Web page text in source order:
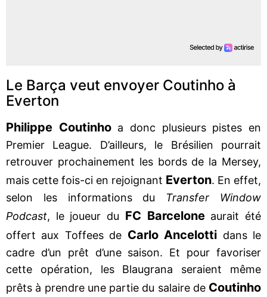
Le Barça veut envoyer Coutinho à
Everton
Philippe Coutinhoa donc plusieurs pistes en
Premier League. D’ailleurs, le Brésilien pourrait
retrouver prochainement les bords de la Mersey,
mais cette fois-ci en rejoignant Everton. En effet,
selon les informations du Transfer Window
Podcast, le joueur du FC Barceloneaurait été
offert aux Toffees de Carlo Ancelotti dans le
cadre d’un prêt d’une saison. Et pour favoriser
cette opération, les Blaugrana seraient même
prêts à prendre une partie du salaire de Coutinho